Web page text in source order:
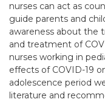
nurses can act as
guide parents and
awareness about the
and treatment of
nurses working in
effects of COVID-19
adolescence period
literature and